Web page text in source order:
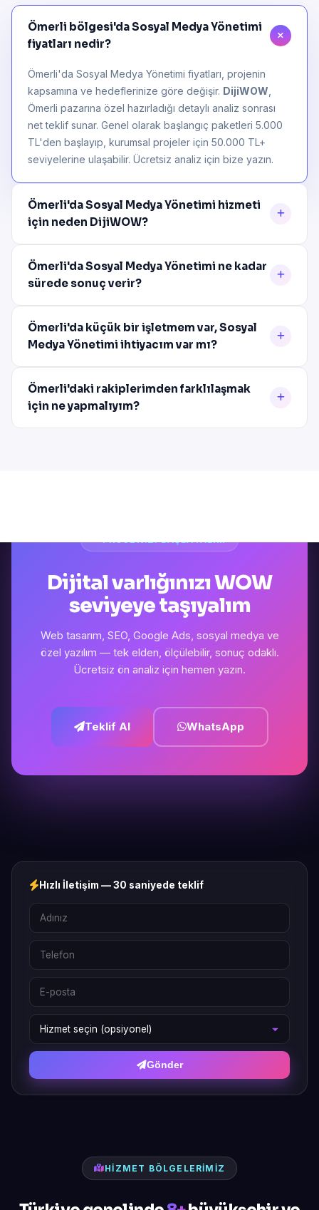
Ömerli bölgesi'da Sosyal Medya Yönetimi
fiyatları nedir?
Ömerli'da Sosyal Medya Yönetimi fiyatları, projenin
kapsamına ve hedeflerinize göre değişir. DijiWOW
Ömerli pazarına özel hazırladığı detaylı analiz sonrası
net teklif sunar. Genel olarak başlangıç paketleri 5.000
TL'den başlayıp, kurumsal projeler için 50.000 TL+
seviyelerine ulaşabilir. Ücretsiz analiz için bize yazın.
Ömerli'da Sosyal Medya Yönetimi hizmeti
için neden DijiWOW?
Ömerli'da Sosyal Medya Yönetimi ne kadar
sürede sonuç verir?
Ömerli'da küçük bir işletmem var, Sosyal
Medya Yönetimi ihtiyacım var mı?
Ömerli'daki rakiplerimden farklılaşmak
için ne yapmalıyım?
Dijital varlığınızı WOW
seviyeye taşıyalım
Web tasarım, SEO, Google Ads, sosyal medya ve
özel yazılım — tek elden, ölçülebilir, sonuç odaklı.
Ücretsiz ön analiz için hemen yazın.
Teklif Al WhatsApp
Hızlı İletişim — 30 saniyede teklif
Gönder
HIZMET BÖLGELERIMIZ